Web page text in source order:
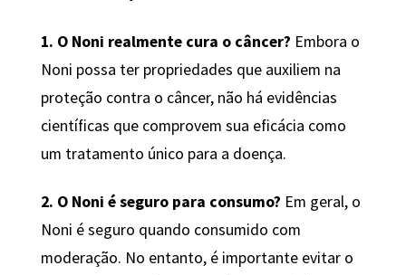
1. O Noni realmente cura o câncer? Embora o
Noni possa ter propriedades que auxiliem na
proteção contra o câncer, não há evidências
científicas que comprovem sua eficácia como
um tratamento único para a doença.
2. O Noni é seguro para consumo? Em geral, o
Noni é seguro quando consumido com
moderação. No entanto, é importante evitar o